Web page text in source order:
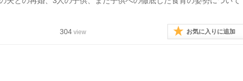
304 view お気に入りに追加